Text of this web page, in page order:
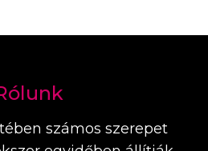
számos szerepet